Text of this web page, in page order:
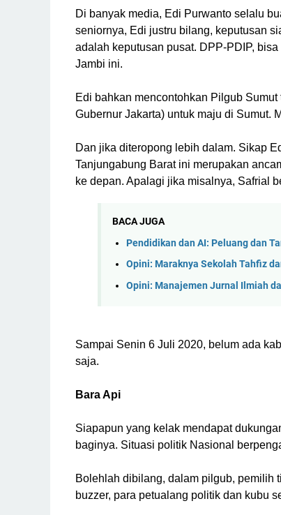
Di banyak media, Edi Purwanto selalu
seniornya, Edi justru bilang, keputusan
adalah keputusan pusat. DPP-PDIP,
Jambi ini.
Edi bahkan mencontohkan Pilgub
Gubernur Jakarta) untuk maju di Sumut.
Dan jika diteropong lebih dalam. Sikap
Tanjungabung Barat ini merupakan
ke depan. Apalagi jika misalnya, Safrial
BACA JUGA
Pendidikan dan AI: Peluang dan
Opini: Maraknya Sekolah Tahfiz
Opini: Manajemen Jurnal Ilmiah
Sampai Senin 6 Juli 2020, belum ada
saja.
Bara Api
Siapapun yang kelak mendapat
baginya. Situasi politik Nasional
Bolehlah dibilang, dalam pilgub, pemilih
buzzer, para petualang politik dan kubu